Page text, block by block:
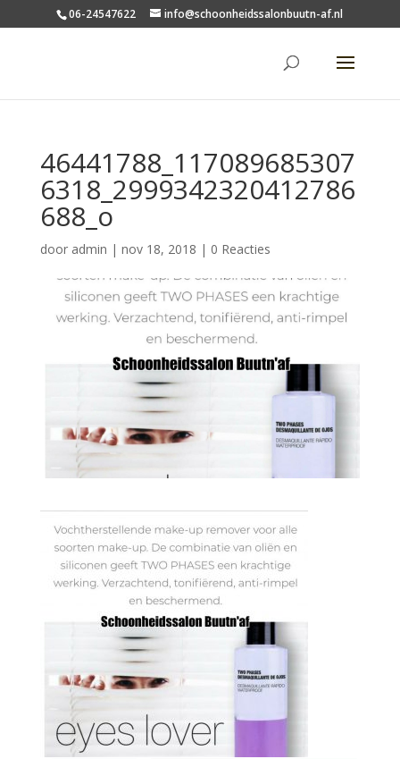
06-24547622 info@schoonheidssalonbuutn-af.nl
46441788_117089685307
6318_2999342320412786
688_o
door admin | nov 18, 2018 | 0 Reacties